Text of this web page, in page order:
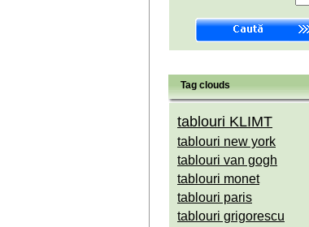
Tag clouds
tablouri KLIMT
tablouri new york
tablouri van gogh
tablouri monet
tablouri paris
tablouri grigorescu